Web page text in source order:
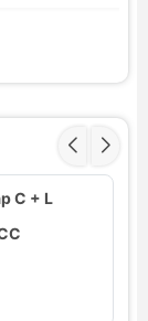
C + L